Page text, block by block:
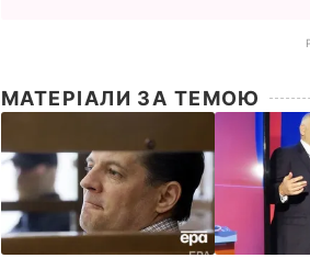
МАТЕРІАЛИ ЗА ТЕМОЮ